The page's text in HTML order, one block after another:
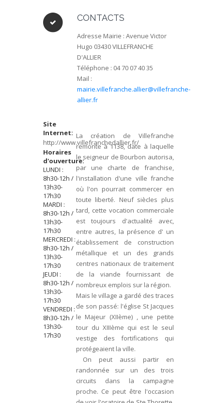
CONTACTS
Adresse Mairie : Avenue Victor
Hugo 03430 VILLEFRANCHE
D'ALLIER
Téléphone : 04 70 07 40 35
Mail :
mairie.villefranche.allier@villefranche-
allier.fr
Site
Internet:
http://www.villefranchedallier.fr/
Horaires
d'ouverture:
LUNDI :
8h30-12h /
13h30-
17h30
MARDI :
8h30-12h /
13h30-
17h30
MERCREDI :
8h30-12h /
13h30-
17h30
JEUDI :
8h30-12h /
13h30-
17h30
VENDREDI :
8h30-12h /
13h30-
17h30
La création de Villefranche
remonte à 1138, date à laquelle
le seigneur de Bourbon autorisa,
par une charte de franchise,
l'installation d'une ville franche
où l'on pourrait commercer en
toute liberté. Neuf siècles plus
tard, cette vocation commerciale
est toujours d'actualité avec,
entre autres, la présence d' un
établissement de construction
métallique et un des grands
centres nationaux de traitement
de la viande fournissant de
nombreux emplois sur la région.
Mais le village a gardé des traces
de son passé: l'église St Jacques
le Majeur (XIIème) , une petite
tour du XIIIème qui est le seul
vestige des fortifications qui
protégeaient la ville.
On peut aussi partir en
randonnée sur un des trois
circuits dans la campagne
proche. Ce peut être l'occasion